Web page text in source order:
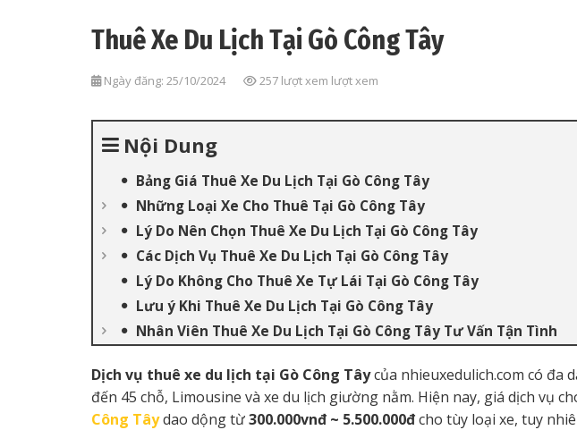
Thuê Xe Du Lịch Tại Gò Công Tây
Ngày đăng: 25/10/2024 257 lượt xem lượt xem
Nội Dung
Bảng Giá Thuê Xe Du Lịch Tại Gò Công Tây
Những Loại Xe Cho Thuê Tại Gò Công Tây
Lý Do Nên Chọn Thuê Xe Du Lịch Tại Gò Công Tây
Các Dịch Vụ Thuê Xe Du Lịch Tại Gò Công Tây
Lý Do Không Cho Thuê Xe Tự Lái Tại Gò Công Tây
Lưu ý Khi Thuê Xe Du Lịch Tại Gò Công Tây
Nhân Viên Thuê Xe Du Lịch Tại Gò Công Tây Tư Vấn Tận Tình
Dịch vụ thuê xe du lịch tại Gò Công Tâycủa nhieuxedulich.com có đa
đến 45 chỗ, Limousine và xe du lịch giường nằm. Hiện nay, giá dịch vụ
Công Tâydao dộng từ300.000vnđ ~ 5.500.000đcho tùy loại xe, tuy